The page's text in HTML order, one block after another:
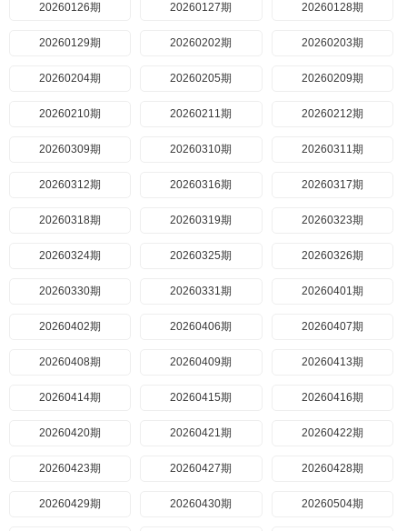
20260126期 20260127期 20260128期
20260129期 20260202期 20260203期
20260204期 20260205期 20260209期
20260210期 20260211期 20260212期
20260309期 20260310期 20260311期
20260312期 20260316期 20260317期
20260318期 20260319期 20260323期
20260324期 20260325期 20260326期
20260330期 20260331期 20260401期
20260402期 20260406期 20260407期
20260408期 20260409期 20260413期
20260414期 20260415期 20260416期
20260420期 20260421期 20260422期
20260423期 20260427期 20260428期
20260429期 20260430期 20260504期